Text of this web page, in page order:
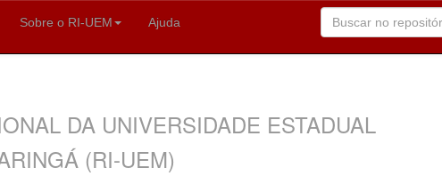
Sobre o RI-UEM Ajuda
DA UNIVERSIDADE ESTADUAL
(RI-UEM)